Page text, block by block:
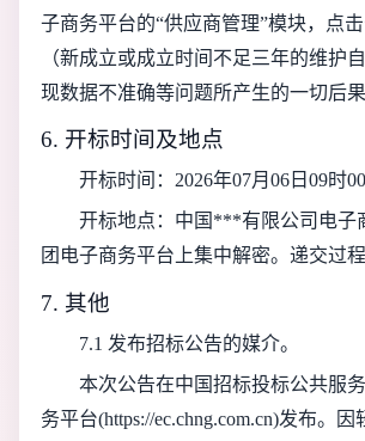
子商务平台的“供应商管理”模块，点
（新成立或成立时间不足三年的维护
现数据不准确等问题所产生的一切后
6. 开标时间及地点
开标时间： 2026年07月06日09时
开标地点：中国***有限公司电子
团电子商务平台上集中解密。递交过
7. 其他
7.1 发布招标公告的媒介。
本次公告在中国招标投标公共服
务平台(https://ec.chng.com.cn)发布。
因